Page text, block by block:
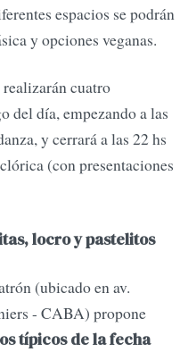
espacios se podrán
y opciones veganas.
cuatro
del día, empezando a las
y cerrará a las 22 hs
(con presentaciones
locro y pastelitos
(ubicado en av.
- CABA) propone
típicos de la fecha